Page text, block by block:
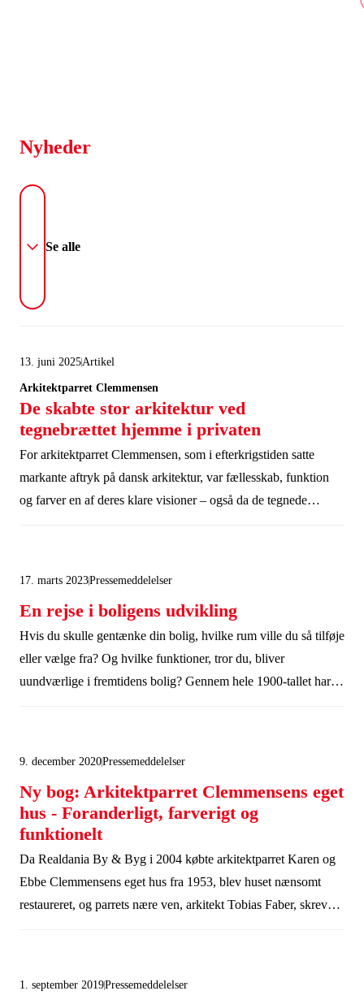
Nyheder
Se alle
13. juni 2025Artikel
Arkitektparret Clemmensen
De skabte stor arkitektur ved
tegnebrættet hjemme i privaten
For arkitektparret Clemmensen, som i efterkrigstiden satte
markante aftryk på dansk arkitektur, var fællesskab, funktion
og farver en af deres klare visioner – også da de tegnede
17. marts 2023Pressemeddelelser
En rejse i boligens udvikling
Hvis du skulle gentænke din bolig, hvilke rum ville du så tilføje
eller vælge fra? Og hvilke funktioner, tror du, bliver
uundværlige i fremtidens bolig? Gennem hele 1900-tallet har
arkitekturhistorie og i fortællingen om boligen. Kom med på en
digital rejse gennem denne fortælling.
9. december 2020Pressemeddelelser
Ny bog: Arkitektparret Clemmensens eget
hus - Foranderligt, farverigt og
funktionelt
Da Realdania By & Byg i 2004 købte arkitektparret Karen og
Ebbe Clemmensens eget hus fra 1953, blev huset nænsomt
restaureret, og parrets nære ven, arkitekt Tobias Faber, skrev
1. september 2019Pressemeddelelser